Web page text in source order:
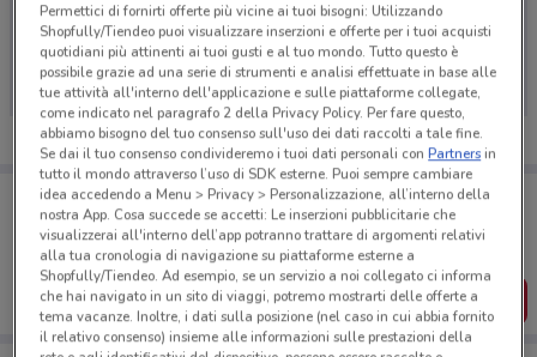
Ci dispiace, al momento non abbiamo pubblicato
volantini nella tua zona. Riprova più tardi.
Porta DoveConviene sempre con te!
Puoi trovare le migliori offerte dei negozi vicino a te,
salvarle e creare la tua lista del risparmio, comodamente
dal tuo cellulare.
SCARICA L’APP
Permettici di fornirti offerte più vicine ai tuoi bisogni: Utilizzando
Shopfully/Tiendeo puoi visualizzare inserzioni e offerte per i tuoi acquisti
quotidiani più attinenti ai tuoi gusti e al tuo mondo. Tutto questo è
possibile grazie ad una serie di strumenti e analisi effettuate in base alle
tue attività all'interno dell'applicazione e sulle piattaforme collegate,
come indicato nel paragrafo 2 della Privacy Policy. Per fare questo,
abbiamo bisogno del tuo consenso sull'uso dei dati raccolti a tale fine.
Se dai il tuo consenso condivideremo i tuoi dati personali conPartnersin
tutto il mondo attraverso l’uso di SDK esterne. Puoi sempre cambiare
idea accedendo a Menu > Privacy > Personalizzazione, all’interno della
nostra App. Cosa succede se accetti: Le inserzioni pubblicitarie che
visualizzerai all'interno dell’app potranno trattare di argomenti relativi
alla tua cronologia di navigazione su piattaforme esterne a
Shopfully/Tiendeo. Ad esempio, se un servizio a noi collegato ci informa
che hai navigato in un sito di viaggi, potremo mostrarti delle offerte a
tema vacanze. Inoltre, i dati sulla posizione (nel caso in cui abbia fornito
il relativo consenso) insieme alle informazioni sulle prestazioni della